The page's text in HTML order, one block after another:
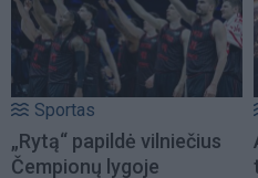
Sportas
„Rytą“ papildė vilniečius
Čempionų lygoje